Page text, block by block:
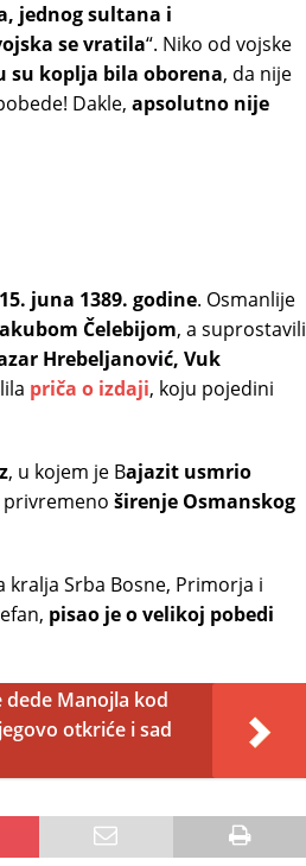
jednog sultana i
se vratila“. Niko od vojske
su koplja bila oborena, da nije
Dakle, apsolutno nije
juna 1389. godine. Osmanlije
Čelebijom, a suprostavili
Hrebeljanović, Vuk
priča o izdaji, koju pojedini
, u kojem je Bajazit usmrio
privremeno širenje Osmanskog
kralja Srba Bosne, Primorja i
pisao je o velikoj pobedi
dede Manojla kod
otkriće i sad